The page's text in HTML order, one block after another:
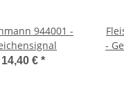
944001 -
14,40 € *
-